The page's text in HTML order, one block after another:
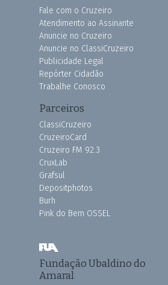
Fale com o Cruzeiro
Atendimento ao Assinante
Anuncie no Cruzeiro
Anuncie no ClassiCruzeiro
Publicidade Legal
Repórter Cidadão
Trabalhe Conosco
Parceiros
ClassiCruzeiro
CruzeiroCard
Cruzeiro FM 92.3
CruxLab
Grafsul
Depositphotos
Burh
Pink do Bem OSSEL
Fundação Ubaldino do
Amaral